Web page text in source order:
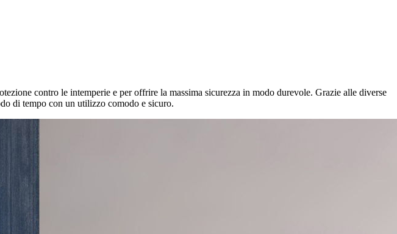
contro le intemperie e per offrire la massima sicurezza in modo durevole. Grazie alle diverse
di tempo con un utilizzo comodo e sicuro.